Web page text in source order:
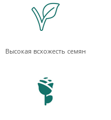
Высокая всхожесть семян